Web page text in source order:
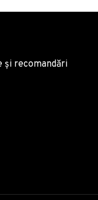
și recomandări